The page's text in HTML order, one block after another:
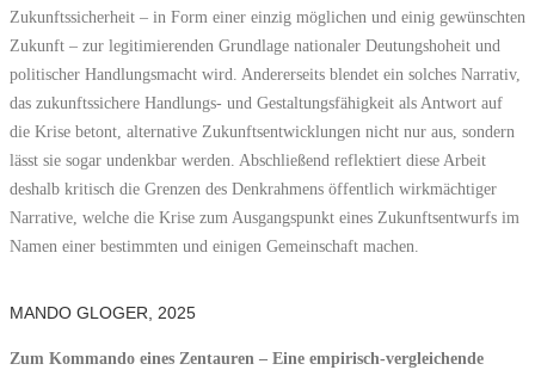
Zukunftssicherheit – in Form einer einzig möglichen und einig gewünschten
Zukunft – zur legitimierenden Grundlage nationaler Deutungshoheit und
politischer Handlungsmacht wird. Andererseits blendet ein solches Narrativ,
das zukunftssichere Handlungs- und Gestaltungsfähigkeit als Antwort auf
die Krise betont, alternative Zukunftsentwicklungen nicht nur aus, sondern
lässt sie sogar undenkbar werden. Abschließend reflektiert diese Arbeit
deshalb kritisch die Grenzen des Denkrahmens öffentlich wirkmächtiger
Narrative, welche die Krise zum Ausgangspunkt eines Zukunftsentwurfs im
Namen einer bestimmten und einigen Gemeinschaft machen.
MANDO GLOGER, 2025
Zum Kommando eines Zentauren – Eine empirisch-vergleichende